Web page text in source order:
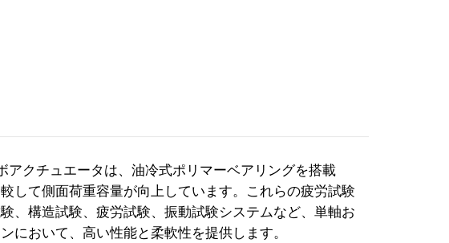
アクチュエータは、油冷式ポリマーベアリングを搭載
して側面荷重容量が向上しています。これらの疲労試験
、構造試験、疲労試験、振動試験システムなど、単軸お
において、高い性能と柔軟性を提供します。